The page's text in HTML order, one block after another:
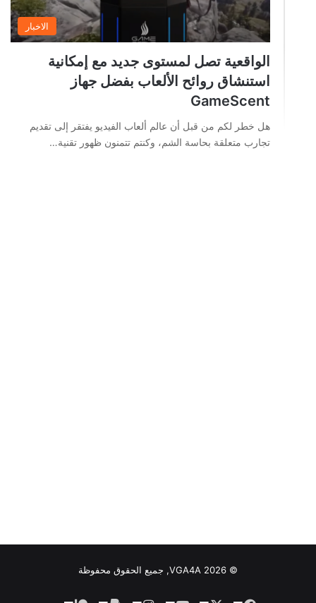
الاخبار
الواقعية تصل لمستوى جديد مع إمكانية
استنشاق روائح الألعاب بفضل جهاز
GameScent
هل خطر لكم من قبل أن عالم ألعاب الفيديو يفتقر إلى تقديم
تجارب متعلقة بحاسة الشم، وكنتم تتمنون ظهور تقنية…
© VGA4A 2026, جميع الحقوق محفوظة